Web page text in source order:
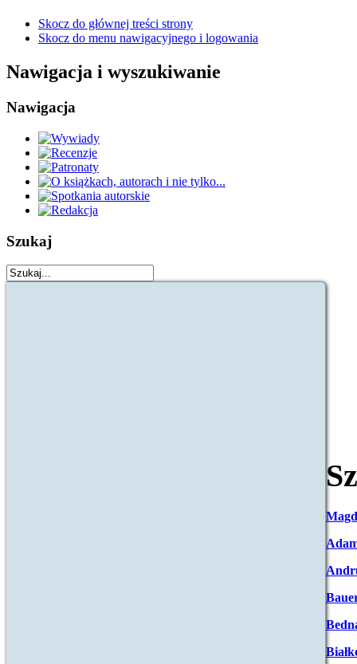
Skocz do głównej treści strony
Skocz do menu nawigacyjnego i logowania
Nawigacja i wyszukiwanie
Nawigacja
Szukaj